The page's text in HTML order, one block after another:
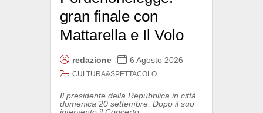
gran finale con
Mattarella e Il Volo
redazione 6 Agosto 2026
CULTURA&SPETTACOLO
Il presidente della Repubblica in città
domenica 20 settembre. Dopo il suo